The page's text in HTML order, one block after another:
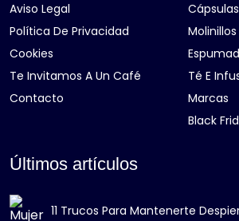
Aviso Legal
Política De Privacidad
Cookies
Te Invitamos A Un Café
Contacto
Cápsulas
Molinillos
Té E
Marcas
Black
Últimos artículos
11 Trucos Para Mantenerte